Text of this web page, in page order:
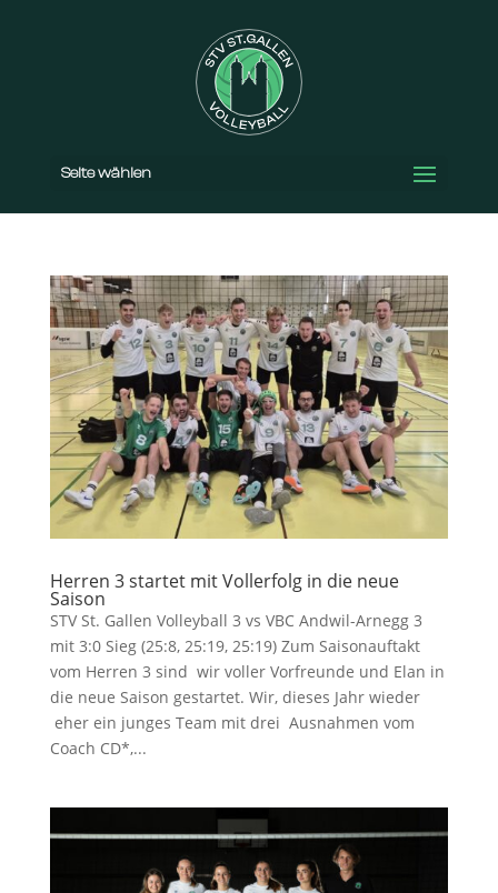
Seite wählen
Herren 3 startet mit Vollerfolg in die neue
Saison
STV St. Gallen Volleyball 3 vs VBC Andwil-Arnegg 3
mit 3:0 Sieg (25:8, 25:19, 25:19) Zum Saisonauftakt
vom Herren 3 sind wir voller Vorfreunde und Elan in
die neue Saison gestartet. Wir, dieses Jahr wieder
eher ein junges Team mit drei Ausnahmen vom
Coach CD*,...